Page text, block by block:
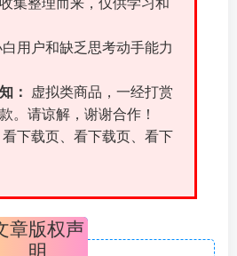
集整理而来，仅供学习和
白用户和缺乏思考动手能力
：
虚拟类商品，一经打赏
。请谅解，谢谢合作！
看下载页、看下载页、看下
章版权声
明